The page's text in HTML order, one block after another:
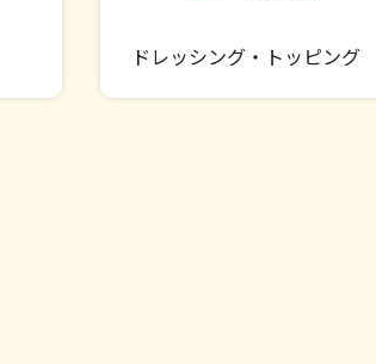
ドレッシング・トッピング